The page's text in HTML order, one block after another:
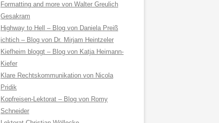
Formatting and more von Walter Greulich
Gesakram
Highway to Hell – Blog von Daniela Preiß
ichtich – Blog von Dr. Mirjam Heintzeler
Kiefheim bloggt – Blog von Katja Heimann-
Kiefer
Klare Rechtskommunikation von Nicola
Pridik
Kopfreisen-Lektorat – Blog von Romy
Schneider